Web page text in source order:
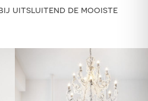
uitsluitend de mooiste